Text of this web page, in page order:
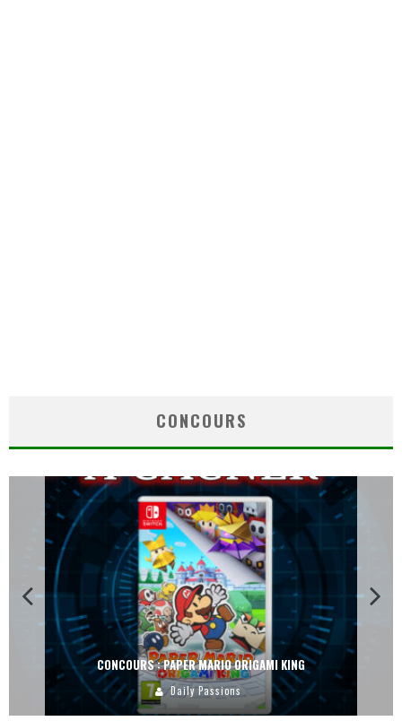
CONCOURS
CONCOURS : PAPER MARIO ORIGAMI KING
Daily Passions